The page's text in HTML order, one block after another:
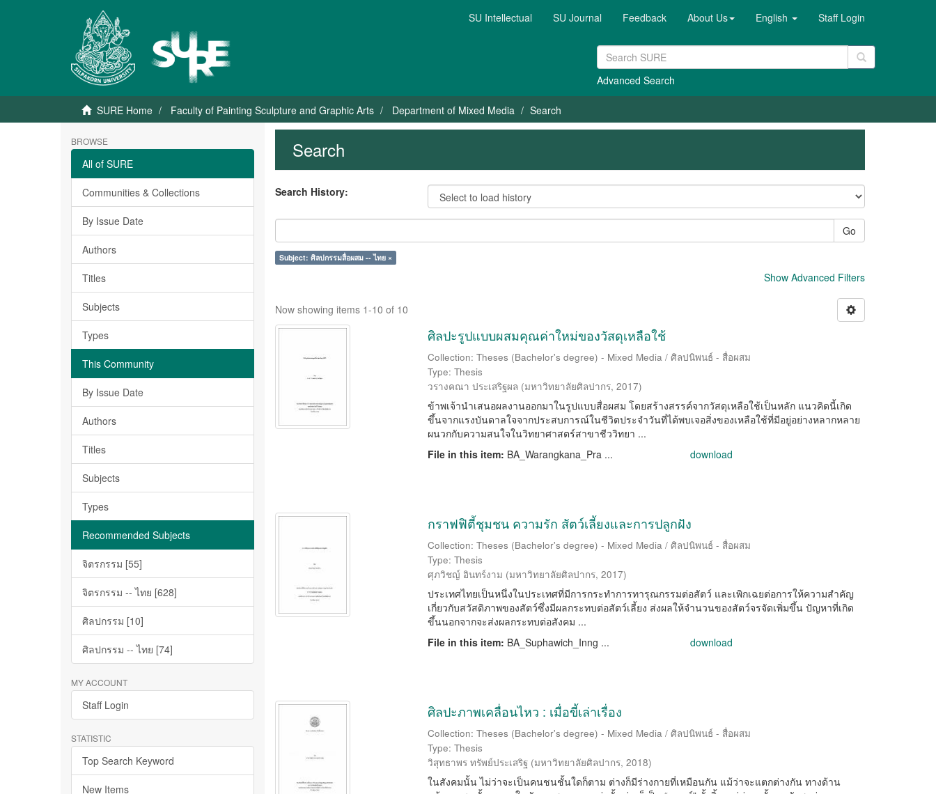
SU Intellectual SU Journal Feedback About Us English Staff Login
Advanced Search
SURE Home Faculty of Painting Sculpture and Graphic Arts Department of Mixed Media Search
BROWSE
All of SURE
Communities & Collections
By Issue Date
Authors
Titles
Subjects
Types
This Community
By Issue Date
Authors
Titles
Subjects
Types
Recommended Subjects
จิตรกรรม [55]
จิตรกรรม -- ไทย [628]
ศิลปกรรม [10]
ศิลปกรรม -- ไทย [74]
MY ACCOUNT
Staff Login
STATISTIC
Top Search Keyword
New Items
Search
Search History:
Go
Subject: ศิลปกรรมสื่อผสม -- ไทย ×
Show Advanced Filters
Now showing items 1-10 of 10
ศิลปะรูปแบบผสมคุณค่าใหม่ของวัสดุเหลือใช้
Collection: Theses (Bachelor's degree) - Mixed Media / ศิลปนิพนธ์ - สื่อผสม
Type: Thesis
วรางคณา ประเสริฐผล (มหาวิทยาลัยศิลปากร, 2017)
ข้าพเจ้านำเสนอผลงานออกมาในรูปแบบสื่อผสม โดยสร้างสรรค์จากวัสดุเหลือใช้เป็นหลัก แนวคิดนี้เกิด
ขึ้นจากแรงบันดาลใจจากประสบการณ์ในชีวิตประจำวันที่ได้พบเจอสิ่งของเหลือใช้ที่มีอยู่อย่างหลากหลาย
ผนวกกับความสนใจในวิทยาศาสตร์สาขาชีววิทยา ...
File in this item: BA_Warangkana_Pra ... download
กราฟฟิตี้ชุมชน ความรัก สัตว์เลี้ยงและการปลูกฝัง
Collection: Theses (Bachelor's degree) - Mixed Media / ศิลปนิพนธ์ - สื่อผสม
Type: Thesis
ศุภวิชญ์ อินทร์งาม (มหาวิทยาลัยศิลปากร, 2017)
ประเทศไทยเป็นหนึ่งในประเทศที่มีการกระทำการทารุณกรรมต่อสัตว์ และเพิกเฉยต่อการให้ความสำคัญ
เกี่ยวกับสวัสดิภาพของสัตว์ซึ่งมีผลกระทบต่อสัตว์เลี้ยง ส่งผลให้จำนวนของสัตว์จรจัดเพิ่มขึ้น ปัญหาที่เกิด
ขึ้นนอกจากจะส่งผลกระทบต่อสังคม ...
File in this item: BA_Suphawich_Inng ... download
ศิลปะภาพเคลื่อนไหว : เมื่อขี้เล่าเรื่อง
Collection: Theses (Bachelor's degree) - Mixed Media / ศิลปนิพนธ์ - สื่อผสม
Type: Thesis
วิสุทธาพร ทรัพย์ประเสริฐ (มหาวิทยาลัยศิลปากร, 2018)
ในสังคมนั้น ไม่ว่าจะเป็นคนชนชั้นใดก็ตาม ต่างก็มีร่างกายที่เหมือนกัน แม้ว่าจะแตกต่างกัน ทางด้าน